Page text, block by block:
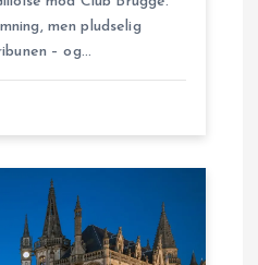
men pludselig
– og…